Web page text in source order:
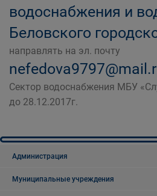
водоснабжения и
Беловского
направлять на эл. почту
Сектор водоснабжения МБУ
до 28.12.2017г.
Администрация
Муниципальные учреждения